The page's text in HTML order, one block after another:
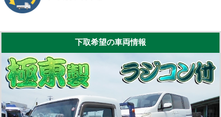
下取希望の車両情報